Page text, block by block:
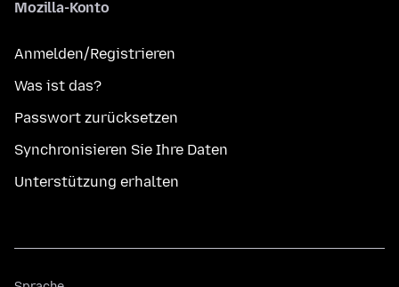
Mozilla-Konto
Anmelden/Registrieren
Was ist das?
Passwort zurücksetzen
Synchronisieren Sie Ihre Daten
Unterstützung erhalten